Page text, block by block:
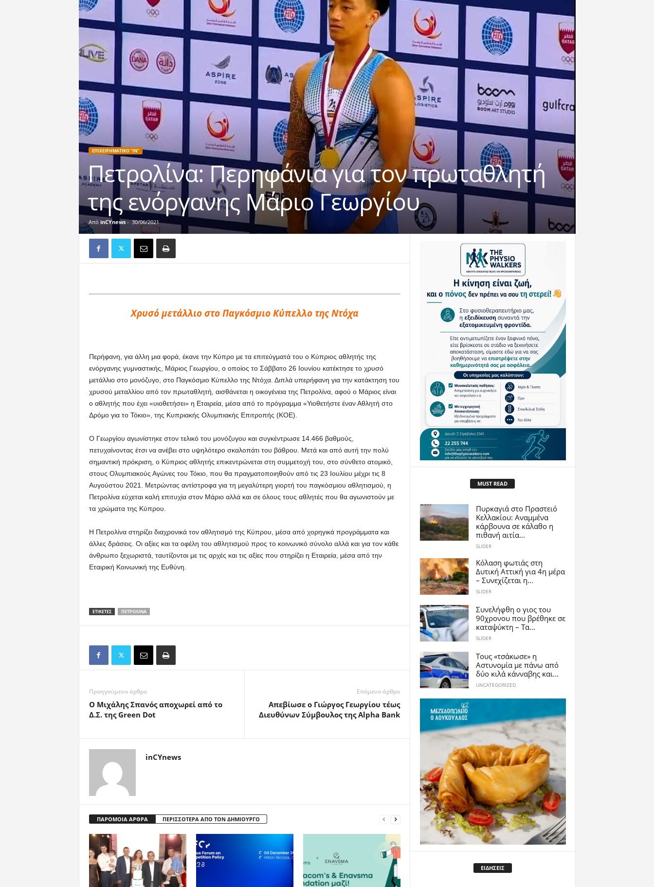
ΕΠΙΧΕΙΡΗΜΑΤΙΚΟ "IN"
Πετρολίνα: Περηφάνια για τον πρωταθλητή
της ενόργανης Μάριο Γεωργίου
Από inCYnews- 30/06/2021
Χρυσό μετάλλιο στο Παγκόσμιο Κύπελλο της Ντόχα
Περήφανη, για άλλη μια φορά, έκανε την Κύπρο με τα επιτεύγματά του ο Κύπριος αθλητής της
ενόργανης γυμναστικής, Μάριος Γεωργίου, ο οποίος το Σάββατο 26 Ιουνίου κατέκτησε το χρυσό
μετάλλιο στο μονόζυγο, στο Παγκόσμιο Κύπελλο της Ντόχα. Διπλά υπερήφανη για την κατάκτηση του
χρυσού μεταλλίου από τον πρωταθλητή, αισθάνεται η οικογένεια της Πετρολίνα, αφού ο Μάριος είναι
ο αθλητής που έχει «υιοθετήσει» η Εταιρεία, μέσα από το πρόγραμμα «Υιοθετήστε έναν Αθλητή στο
Δρόμο για το Τόκιο», της Κυπριακής Ολυμπιακής Επιτροπής (ΚΟΕ).
Ο Γεωργίου αγωνίστηκε στον τελικό του μονόζυγου και συγκέντρωσε 14.466 βαθμούς,
πετυχαίνοντας έτσι να ανέβει στο υψηλότερο σκαλοπάτι του βάθρου. Μετά και από αυτή την πολύ
σημαντική πρόκριση, ο Κύπριος αθλητής επικεντρώνεται στη συμμετοχή του, στο σύνθετο ατομικό,
στους Ολυμπιακούς Αγώνες του Τόκιο, που θα πραγματοποιηθούν από τις 23 Ιουλίου μέχρι τις 8
Αυγούστου 2021. Μετρώντας αντίστροφα για τη μεγαλύτερη γιορτή του παγκόσμιου αθλητισμού, η
Πετρολίνα εύχεται καλή επιτυχία στον Μάριο αλλά και σε όλους τους αθλητές που θα αγωνιστούν με
τα χρώματα της Κύπρου.
Η Πετρολίνα στηρίζει διαχρονικά τον αθλητισμό της Κύπρου, μέσα από χορηγικά προγράμματα και
άλλες δράσεις. Οι αξίες και τα οφέλη του αθλητισμού προς το κοινωνικό σύνολο αλλά και για τον κάθε
άνθρωπο ξεχωριστά, ταυτίζονται με τις αρχές και τις αξίες που στηρίζει η Εταιρεία, μέσα από την
Εταιρική Κοινωνική της Ευθύνη.
ΕΤΙΚΕΤΕΣ ΠΕΤΡΟΛΊΝΑ
Προηγούμενο άρθρο
Ο Μιχάλης Σπανός αποχωρεί από το
Δ.Σ. της Green Dot
Επόμενο άρθρο
Aπεβίωσε ο Γιώργος Γεωργίου τέως
Διευθύνων Σύμβουλος της Alpha Bank
inCYnews
ΠΑΡΟΜΟΙΑ ΑΡΘΡΑ ΠΕΡΙΣΣΟΤΕΡΑ ΑΠΟ ΤΟΝ ΔΗΜΙΟΥΡΓΟ
MUST READ
Πυρκαγιά στο Πραστειό
Κελλακίου: Αναμμένα
κάρβουνα σε κάλαθο η
πιθανή αιτία...
SLIDER
Κόλαση φωτιάς στη
Δυτική Αττική για 4η μέρα
– Συνεχίζεται η...
SLIDER
Συνελήφθη ο γιος του
90χρονου που βρέθηκε σε
καταψύκτη – Τα...
SLIDER
Τους «τσάκωσε» η
Αστυνομία με πάνω από
δύο κιλά κάνναβης και...
UNCATEGORIZED
ΕΙΔΗΣΕΙΣ